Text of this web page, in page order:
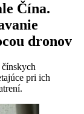
Čína.
dronov
pri ich